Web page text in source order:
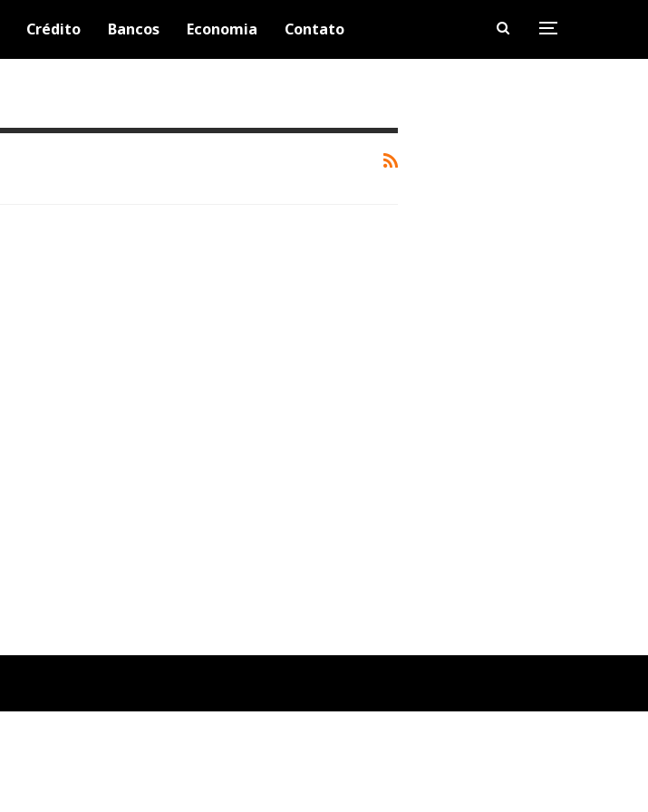
Crédito Bancos Economia Contato